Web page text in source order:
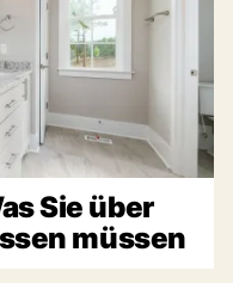
Sie über
müssen